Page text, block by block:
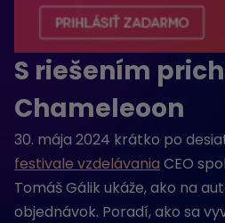
S riešením
Chameleoon
30. mája 2024 krátko po
festivale vzdelávania CEO
Tomáš Gálik ukáže, ako na
objednávok. Poradí, ako sa